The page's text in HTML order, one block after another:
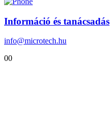
Információ és tanácsadás
info@microtech.hu
00